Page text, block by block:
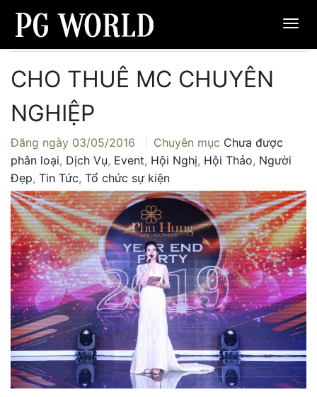
Trang chủ › Dịch Vụ›Cho thuê MC chuyên nghiệp
CHO THUÊ MC CHUYÊN
NGHIỆP
Đăng ngày 03/05/2016 Chuyên mục Chưa được
phân loại, Dịch Vụ, Event, Hội Nghị, Hội Thảo, Người
Đẹp, Tin Tức, Tổ chức sự kiện